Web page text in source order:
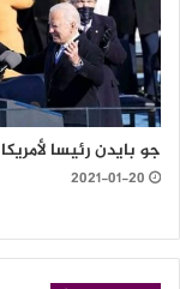
جو بايدن رئيسا لأمريكا
2021-01-20